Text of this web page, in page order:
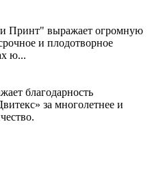
Принт" выражает огромную
и плодотворное
ю...
благодарность
за многолетнее и